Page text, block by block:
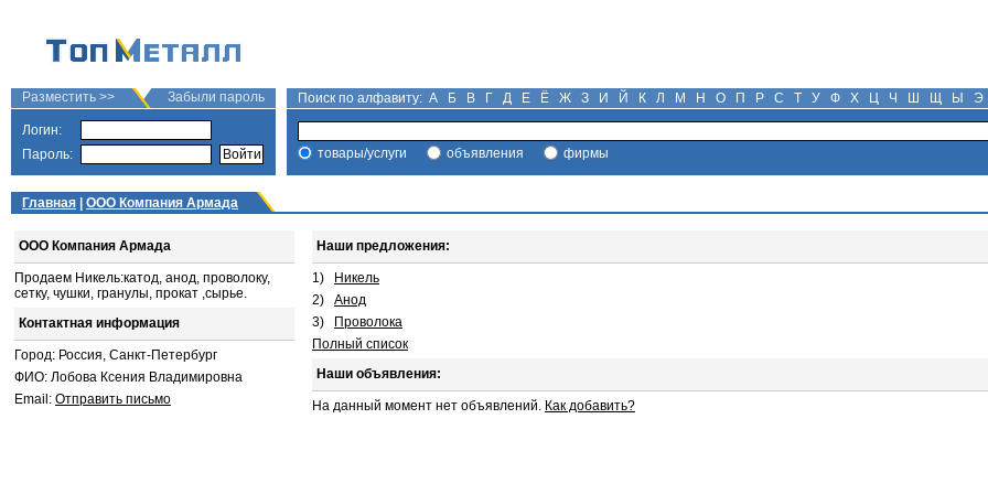
Разместить >> Забыли пароль
Логин:
Пароль:
Поиск по алфавиту: А Б В Г Д Е Ё Ж З И Й К Л М Н О П Р С Т У Ф Х Ц Ч Ш Щ Ы Э
товары/услуги объявления фирмы
Главная ООО Компания Армада
ООО Компания Армада
Продаем Никель:катод, анод, проволоку,
сетку, чушки, гранулы, прокат ,сырье.
Контактная информация
Город: Россия, Санкт-Петербург
ФИО: Лобова Ксения Владимировна
Email: Отправить письмо
Наши предложения:
1)
Никель
2)
Анод
3)
Проволока
Полный список
Наши объявления:
На данный момент нет объявлений. Как добавить?